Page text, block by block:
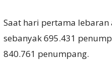
Saat hari pertama
sebanyak 695.431
840.761 penumpang.